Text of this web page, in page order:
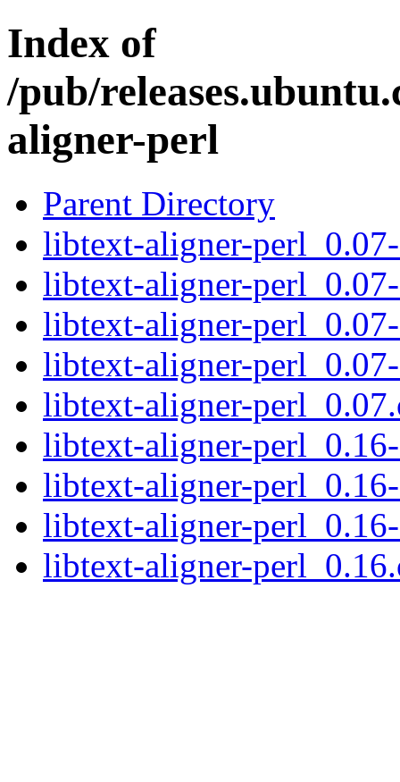
Index of
/pub/
aligner-perl
Parent Directory
libtext-aligner-
libtext-aligner-
libtext-aligner-
libtext-aligner-
libtext-aligner-
libtext-aligner-
libtext-aligner-
libtext-aligner-
libtext-aligner-